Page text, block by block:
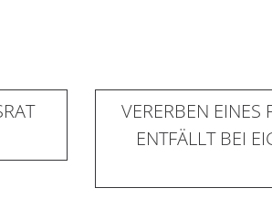
VERERBEN EINES
ENTFÄLLT BEI